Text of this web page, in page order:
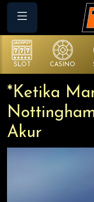
SLOT CASINO
*Ketika
Akur